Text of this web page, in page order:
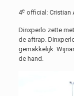
4e official: Cristian
Dinxperlo zette
de aftrap.
gemakkelijk.
de hand.